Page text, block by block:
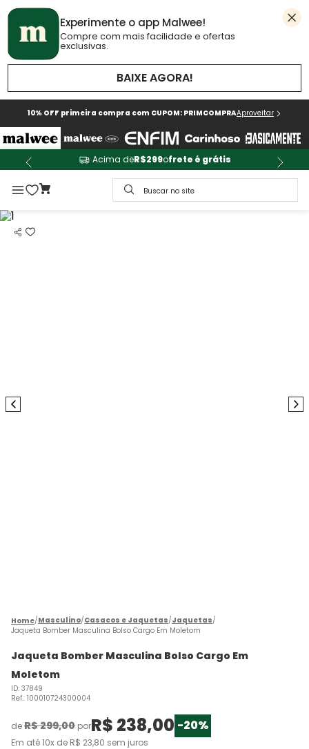
Experimente o app Malwee!
Compre com mais facilidade e ofertas
exclusivas.
BAIXE AGORA!
10% OFF primeira compra com CUPOM: PRIMCOMPRAAproveitar
Acima deR$299ofrete é grátis
Buscar no site
Masculino Casacos e Jaquetas Jaquetas
Jaqueta Bomber Masculina Bolso Cargo Em Moletom
Jaqueta Bomber Masculina Bolso Cargo Em
Moletom
ID: 37849
Ref.: 100010724300004
deR$299,00 porR$ 238,00 -20%
Em até10x de R$ 23,80 sem juros